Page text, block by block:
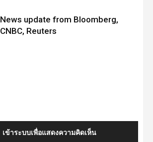
News update from Bloomberg,
CNBC, Reuters
เข้าระบบเพื่อแสดงความคิดเห็น